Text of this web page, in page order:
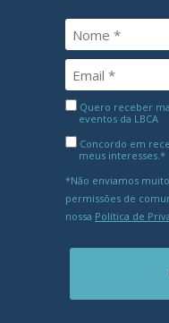
Quero receber
eventos da LBCA
Concordo em
meus interesses.*
*Não enviamos
permissões de
nossa Política de